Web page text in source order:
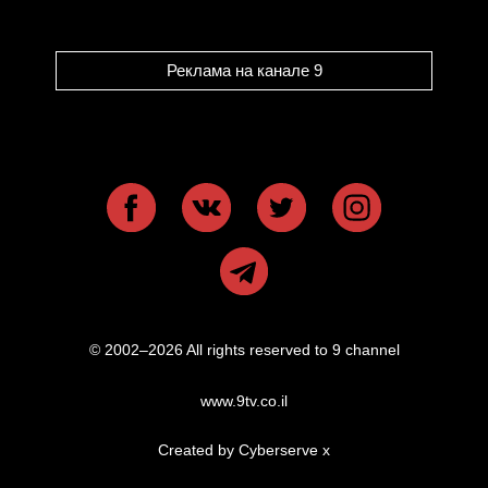
Реклама на канале 9
© 2002–2026 All rights reserved to 9 channel
www.9tv.co.il
Created by Cyberserve x